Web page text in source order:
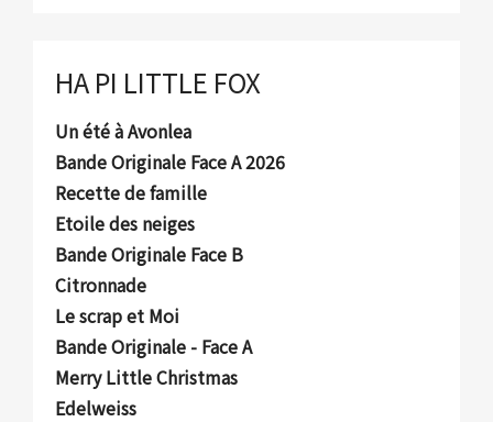
HA PI LITTLE FOX
Un été à Avonlea
Bande Originale Face A 2026
Recette de famille
Etoile des neiges
Bande Originale Face B
Citronnade
Le scrap et Moi
Bande Originale - Face A
Merry Little Christmas
Edelweiss